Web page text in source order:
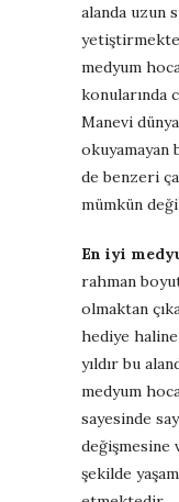
alanda uzun
medyum
konularında
Manevi
okuyamayan
de benzeri
mümkün
En iyi
rahman
olmaktan
hediye
yıldır bu
medyum
sayesinde
değişmesine
şekilde